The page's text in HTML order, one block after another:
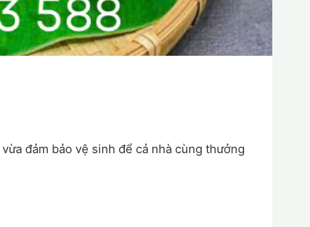
đảm bảo vệ sinh để cả nhà cùng thưởng